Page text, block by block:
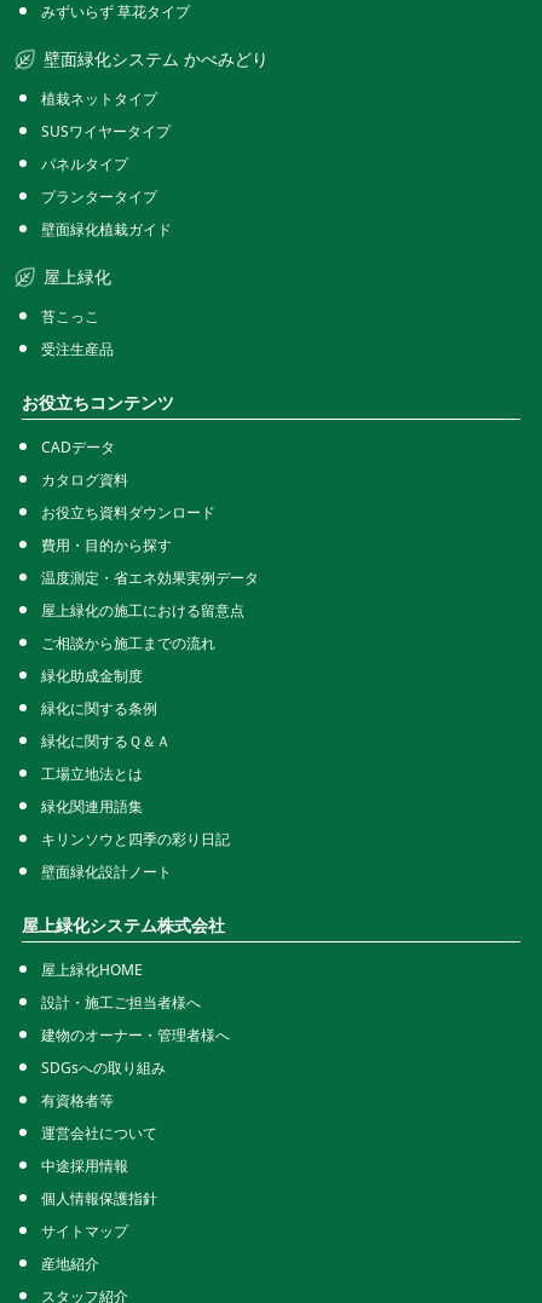
みずいらず 草花タイプ
壁面緑化システム かべみどり
植栽ネットタイプ
SUSワイヤータイプ
パネルタイプ
プランタータイプ
壁面緑化植栽ガイド
屋上緑化
苔こっこ
受注生産品
お役立ちコンテンツ
CADデータ
カタログ資料
お役立ち資料ダウンロード
費用・目的から探す
温度測定・省エネ効果実例データ
屋上緑化の施工における留意点
ご相談から施工までの流れ
緑化助成金制度
緑化に関する条例
緑化に関するＱ＆Ａ
工場立地法とは
緑化関連用語集
キリンソウと四季の彩り日記
壁面緑化設計ノート
屋上緑化システム株式会社
屋上緑化HOME
設計・施工ご担当者様へ
建物のオーナー・管理者様へ
SDGsへの取り組み
有資格者等
運営会社について
中途採用情報
個人情報保護指針
サイトマップ
産地紹介
スタッフ紹介